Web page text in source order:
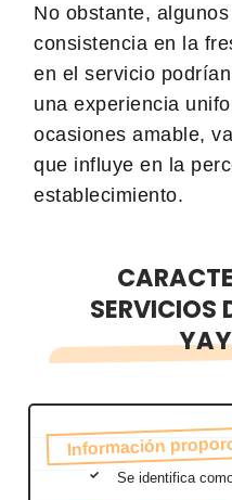
No obstante,
consistencia en la
en el servicio
una experiencia
ocasiones amable,
que influye en la
establecimiento.
SERVICIOS
Información
Se identifica